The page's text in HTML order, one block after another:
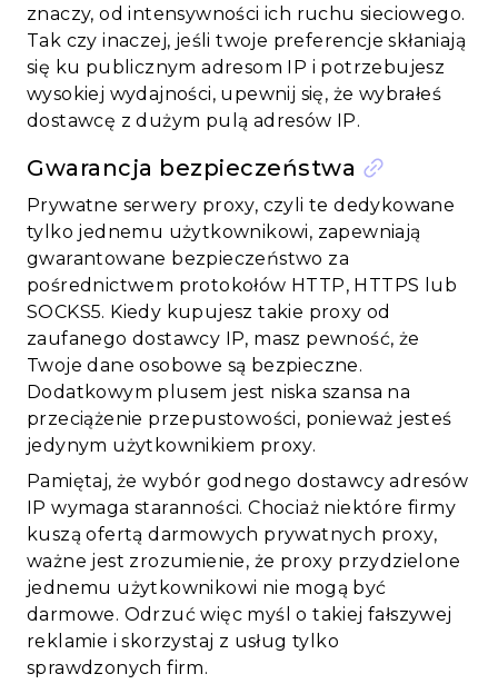
znaczy, od intensywności ich ruchu sieciowego.
Tak czy inaczej, jeśli twoje preferencje skłaniają
się ku publicznym adresom IP i potrzebujesz
wysokiej wydajności, upewnij się, że wybrałeś
dostawcę z dużym pulą adresów IP.
Gwarancja bezpieczeństwa
Prywatne serwery proxy, czyli te dedykowane
tylko jednemu użytkownikowi, zapewniają
gwarantowane bezpieczeństwo za
pośrednictwem protokołów HTTP, HTTPS lub
SOCKS5. Kiedy kupujesz takie proxy od
zaufanego dostawcy IP, masz pewność, że
Twoje dane osobowe są bezpieczne.
Dodatkowym plusem jest niska szansa na
przeciążenie przepustowości, ponieważ jesteś
jedynym użytkownikiem proxy.
Pamiętaj, że wybór godnego dostawcy adresów
IP wymaga staranności. Chociaż niektóre firmy
kuszą ofertą darmowych prywatnych proxy,
ważne jest zrozumienie, że proxy przydzielone
jednemu użytkownikowi nie mogą być
darmowe. Odrzuć więc myśl o takiej fałszywej
reklamie i skorzystaj z usług tylko
sprawdzonych firm.